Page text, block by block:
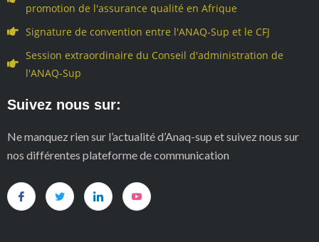
promotion de l'assurance qualité en Afrique
Signature de convention entre l'ANAQ-Sup et le CFJ
Session extraordinaire du Conseil d'administration de
l'ANAQ-Sup
Suivez nous sur:
Ne manquez rien sur l’actualité d’Anaq-sup et suivez nous sur
nos différentes plateforme de communication